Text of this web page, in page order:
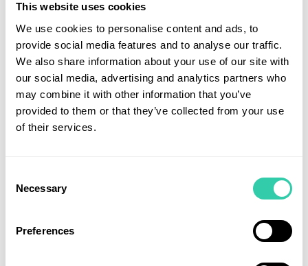
This website uses cookies
We use cookies to personalise content and ads, to
provide social media features and to analyse our traffic.
We also share information about your use of our site with
our social media, advertising and analytics partners who
may combine it with other information that you’ve
provided to them or that they’ve collected from your use
of their services.
Selection
Necessary
Preferences
Fonden kombinerar därmed det bästa av två världar
vilket borde båda gott framöver.
Vänligen klicka här för fondens månadsbrev.
Anders Hallberg, ansvarig förvaltare
Utforska fler artiklar